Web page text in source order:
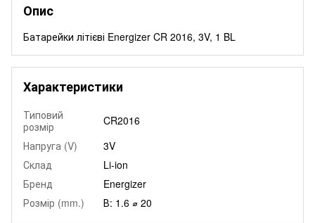
Опис
Батарейки літієві Energizer CR 2016, 3V, 1 BL
Характеристики
Типовий
розмір
CR2016
Напруга (V)
3V
Склад
Li-ion
Бренд
Energizer
Розмір (mm.)
В: 1.6 ⌀ 20